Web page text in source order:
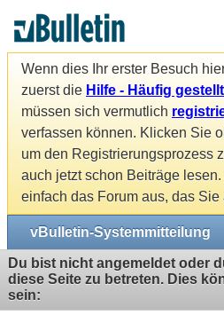
Wenn dies Ihr erster Besuch
zuerst die Hilfe - Häufig
müssen sich vermutlich
verfassen können. Klicken Sie
um den Registrierungsprozess
auch jetzt schon Beiträge
einfach das Forum aus, das
vBulletin-Systemmitteilung
Du bist nicht angemeldet oder
diese Seite zu betreten. Dies
sein: